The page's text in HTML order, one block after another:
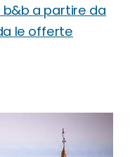
b&b a partire da
le offerte